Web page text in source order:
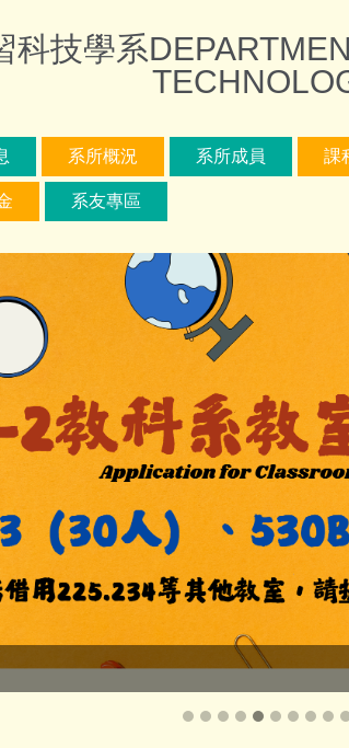
科技學系
系所概況 系所成員 課
系友專區